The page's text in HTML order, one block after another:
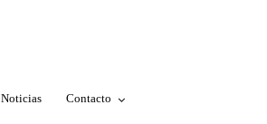
Noticias Contacto